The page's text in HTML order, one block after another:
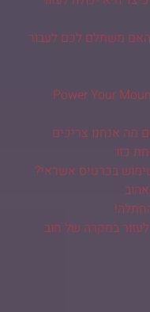
האם משתלם לכם לעבור
Power Your
מה אנחנו צריכים
כזו
בכרטיס אשראי?
לעזור במקרה של חוב